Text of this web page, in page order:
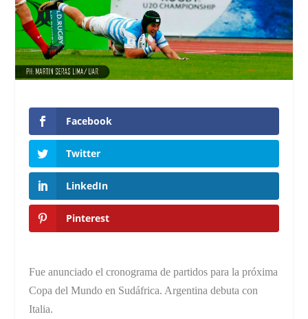
Facebook
Twitter
LinkedIn
Pinterest
Fue anunciado el cronograma de partidos para la próxima
Copa del Mundo en Sudáfrica. Argentina debuta con
Italia.